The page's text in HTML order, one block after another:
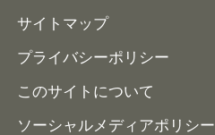
サイトマップ
プライバシーポリシー
このサイトについて
ソーシャルメディアポリシー